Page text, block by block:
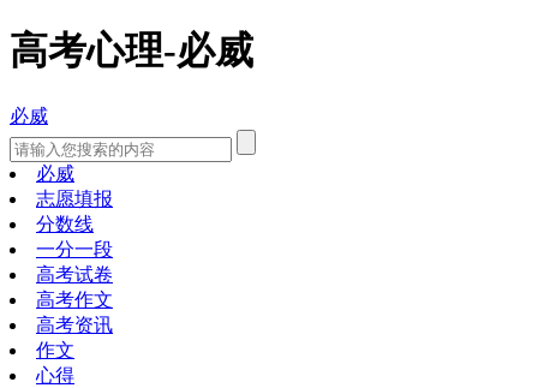
高考心理-必威
必威
必威
志愿填报
分数线
一分一段
高考试卷
高考作文
高考资讯
作文
心得